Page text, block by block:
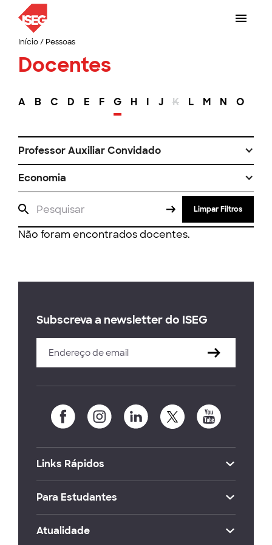
Início/ Pessoas
Docentes
A B C D E F G H I J K L M N O
Professor Auxiliar Convidado
Economia
Limpar Filtros
Não foram encontrados docentes.
Subscreva a newsletter do ISEG
Links Rápidos
Para Estudantes
Atualidade